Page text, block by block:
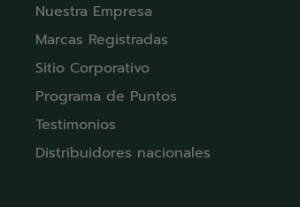
Nuestra Empresa
Marcas Registradas
Sitio Corporativo
Programa de Puntos
Testimonios
Distribuidores nacionales